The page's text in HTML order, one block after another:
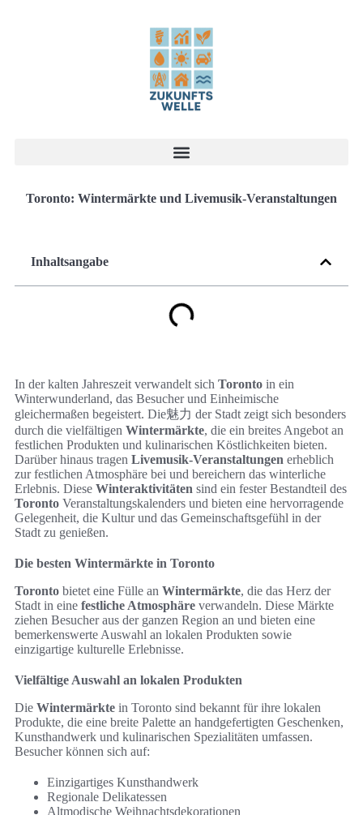
Toronto: Wintermärkte und Livemusik-Veranstaltungen
Inhaltsangabe
In der kalten Jahreszeit verwandelt sich Toronto in ein
Winterwunderland, das Besucher und Einheimische
gleichermaßen begeistert. Die魅力 der Stadt zeigt sich besonders
durch die vielfältigen Wintermärkte, die ein breites Angebot an
festlichen Produkten und kulinarischen Köstlichkeiten bieten.
Darüber hinaus tragen Livemusik-Veranstaltungen erheblich
zur festlichen Atmosphäre bei und bereichern das winterliche
Erlebnis. Diese Winteraktivitäten sind ein fester Bestandteil des
Toronto Veranstaltungskalenders und bieten eine hervorragende
Gelegenheit, die Kultur und das Gemeinschaftsgefühl in der
Stadt zu genießen.
Die besten Wintermärkte in Toronto
Toronto bietet eine Fülle an Wintermärkte, die das Herz der
Stadt in eine festliche Atmosphäre verwandeln. Diese Märkte
ziehen Besucher aus der ganzen Region an und bieten eine
bemerkenswerte Auswahl an lokalen Produkten sowie
einzigartige kulturelle Erlebnisse.
Vielfältige Auswahl an lokalen Produkten
Die Wintermärkte in Toronto sind bekannt für ihre lokalen
Produkte, die eine breite Palette an handgefertigten Geschenken,
Kunsthandwerk und kulinarischen Spezialitäten umfassen.
Besucher können sich auf:
Einzigartiges Kunsthandwerk
Regionale Delikatessen
Altmodische Weihnachtsdekorationen